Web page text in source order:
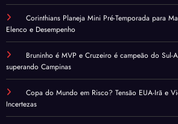
Corinthians Planeja Mini Pré-Temporada para
Elenco e Desempenho
Bruninho é MVP e Cruzeiro é campeão do Sul-
superando Campinas
Copa do Mundo em Risco? Tensão EUA-Irã e
Incertezas